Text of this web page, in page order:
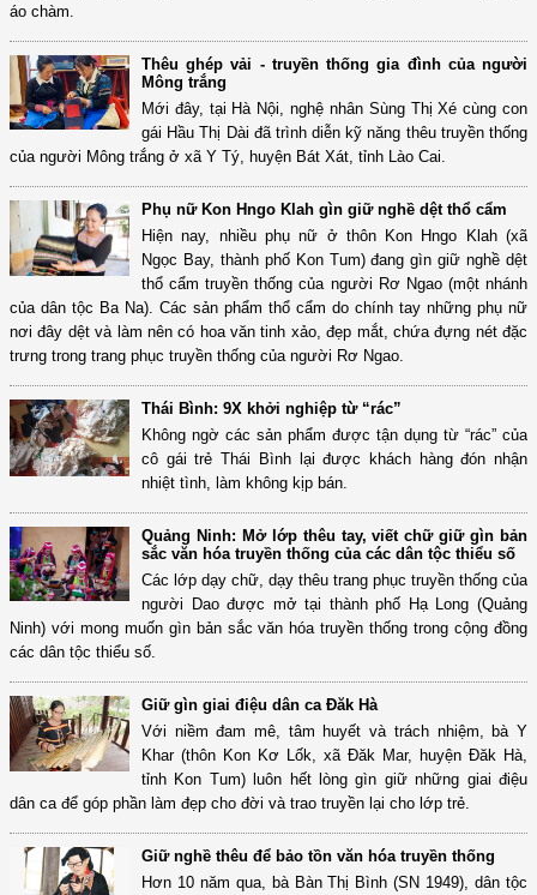
áo chàm.
Thêu ghép vải - truyền thống gia đình của người
Mông trắng
Mới đây, tại Hà Nội, nghệ nhân Sùng Thị Xé cùng con
gái Hầu Thị Dài đã trình diễn kỹ năng thêu truyền thống
của người Mông trắng ở xã Y Tý, huyện Bát Xát, tỉnh Lào Cai.
Phụ nữ Kon Hngo Klah gìn giữ nghề dệt thổ cẩm
Hiện nay, nhiều phụ nữ ở thôn Kon Hngo Klah (xã
Ngọc Bay, thành phố Kon Tum) đang gìn giữ nghề dệt
thổ cẩm truyền thống của người Rơ Ngao (một nhánh
của dân tộc Ba Na). Các sản phẩm thổ cẩm do chính tay những phụ nữ
nơi đây dệt và làm nên có hoa văn tinh xảo, đẹp mắt, chứa đựng nét đặc
trưng trong trang phục truyền thống của người Rơ Ngao.
Thái Bình: 9X khởi nghiệp từ “rác”
Không ngờ các sản phẩm được tận dụng từ “rác” của
cô gái trẻ Thái Bình lại được khách hàng đón nhận
nhiệt tình, làm không kịp bán.
Quảng Ninh: Mở lớp thêu tay, viết chữ giữ gìn bản
sắc văn hóa truyền thống của các dân tộc thiểu số
Các lớp dạy chữ, dạy thêu trang phục truyền thống của
người Dao được mở tại thành phố Hạ Long (Quảng
Ninh) với mong muốn gìn bản sắc văn hóa truyền thống trong cộng đồng
các dân tộc thiểu số.
Giữ gìn giai điệu dân ca Đăk Hà
Với niềm đam mê, tâm huyết và trách nhiệm, bà Y
Khar (thôn Kon Kơ Lốk, xã Đăk Mar, huyện Đăk Hà,
tỉnh Kon Tum) luôn hết lòng gìn giữ những giai điệu
dân ca để góp phần làm đẹp cho đời và trao truyền lại cho lớp trẻ.
Giữ nghề thêu để bảo tồn văn hóa truyền thống
Hơn 10 năm qua, bà Bàn Thị Bình (SN 1949), dân tộc